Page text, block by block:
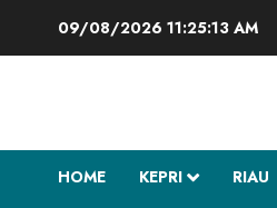
09/08/2026 11:25:13 AM
HOME KEPRI RIAU